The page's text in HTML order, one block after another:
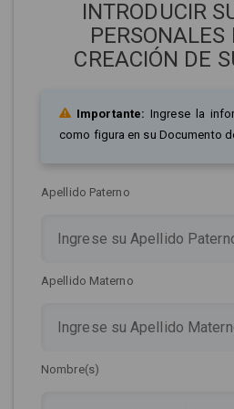
INTRODUCIR
PERSONALES
CREACIÓN DE
Importante: Ingrese la
como figura en su Documento
Apellido Paterno
Apellido Materno
Nombre(s)